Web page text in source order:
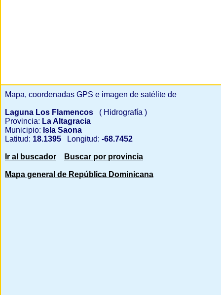
Mapa, coordenadas GPS e imagen de satélite de
Laguna Los Flamencos
( Hidrografía )
Provincia: La Altagracia
Municipio: Isla Saona
Latitud: 18.1395 Longitud: -68.7452
Ir al buscador Buscar por provincia
Mapa general de República Dominicana